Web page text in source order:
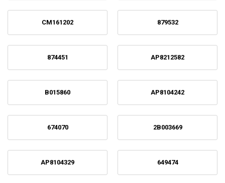
CM161202 879532
874451 AP8212582
B015860 AP8104242
674070 2B003669
AP8104329 649474